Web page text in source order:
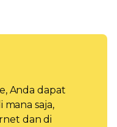
Anda dapat
saja,
dan di